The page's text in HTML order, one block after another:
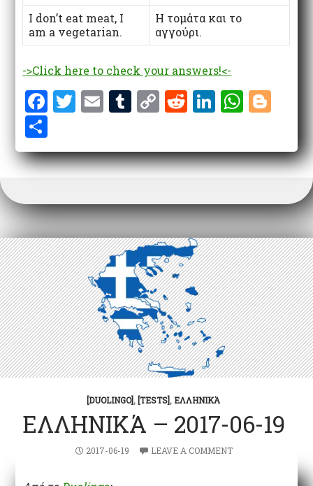
I don’t eat meat, I
am a vegetarian.
Η τομάτα και το
αγγούρι.
->Click here to check your answers!<-
F
ce
b
o
k
T
it
te
E
ai
l
T
m
bl
C
p
y
n
k
R
d
di
Li
k
e
n
W
at
s
p
p
g
g
h
ar
[DUOLINGO], [TESTS],ΕΛΛΗΝΙΚΆ
ΕΛΛΗΝΙΚΆ – 2017-06-19
2017-06-19 LEAVE A COMMENT